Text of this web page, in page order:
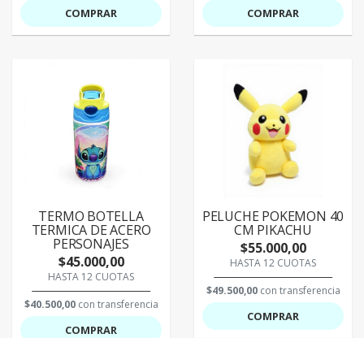
COMPRAR COMPRAR
TERMO BOTELLA
TERMICA DE ACERO
PERSONAJES
$45.000,00
HASTA 12 CUOTAS
$40.500,00con transferencia
COMPRAR
PELUCHE POKEMON 40
CM PIKACHU
$55.000,00
HASTA 12 CUOTAS
$49.500,00con transferencia
COMPRAR